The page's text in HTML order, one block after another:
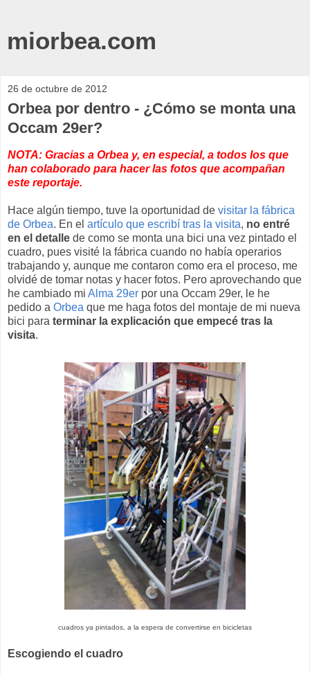
miorbea.com
26 de octubre de 2012
Orbea por dentro - ¿Cómo se monta una
Occam 29er?
NOTA: Gracias a Orbea y, en especial, a todos los que
han colaborado para hacer las fotos que acompañan
este reportaje.
Hace algún tiempo, tuve la oportunidad de visitar la fábrica
de Orbea. En el artículo que escribí tras la visita, no entré
en el detalle de como se monta una bici una vez pintado el
cuadro, pues visité la fábrica cuando no había operarios
trabajando y, aunque me contaron como era el proceso, me
olvidé de tomar notas y hacer fotos. Pero aprovechando que
he cambiado mi Alma 29er por una Occam 29er, le he
pedido a Orbea que me haga fotos del montaje de mi nueva
bici para terminar la explicación que empecé tras la
visita.
cuadros ya pintados, a la espera de convertirse en bicicletas
Escogiendo el cuadro